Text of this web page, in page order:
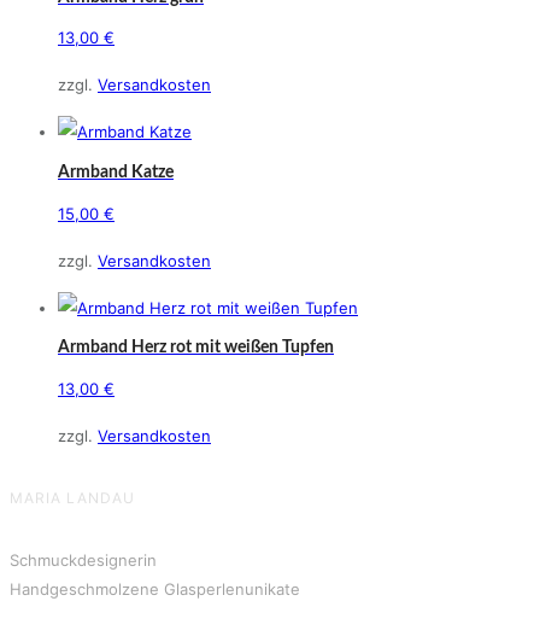
13,00 €
zzgl. Versandkosten
Armband Katze
15,00 €
zzgl. Versandkosten
Armband Herz rot mit weißen Tupfen
13,00 €
zzgl. Versandkosten
MARIA LANDAU
Schmuckdesignerin
Handgeschmolzene Glasperlenunikate